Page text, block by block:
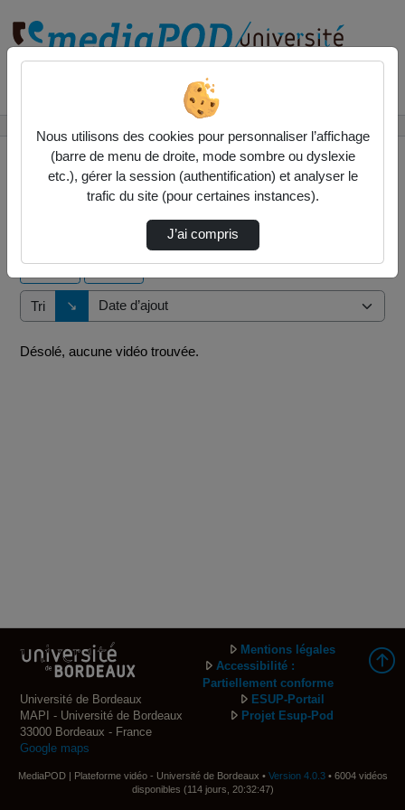
0 vidéo trouvée
Tri ↘
Direction de tri
Désolé, aucune vidéo trouvée.
Université de Bordeaux
MAPI - Université de Bordeaux
33000 Bordeaux - France
Google maps
Mentions légales
Accessibilité :
Partiellement conforme
ESUP-Portail
Projet Esup-Pod
MediaPOD | Plateforme vidéo - Université de Bordeaux • Version 4.0.3• 6004 vidéos
disponibles (114 jours, 20:32:47)
Nous utilisons des cookies pour personnaliser l’affichage
(barre de menu de droite, mode sombre ou dyslexie
etc.), gérer la session (authentification) et analyser le
trafic du site (pour certaines instances).
J’ai compris